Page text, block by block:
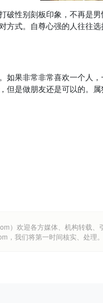
破性别刻板印象，不再是
方式。自尊心强的人往往
如果非常非常喜欢一个人
但是做朋友还是可以的。
）欢迎各方媒体、机构转载
，我们将第一时间核实、处理